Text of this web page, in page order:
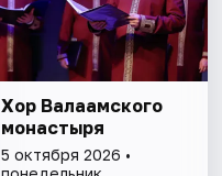
Хор Валаамского
монастыря
5 октября 2026 •